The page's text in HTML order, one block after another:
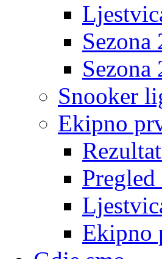
Sezona
Sezona
Snooker
Ekipno
Pregled
Ekipno